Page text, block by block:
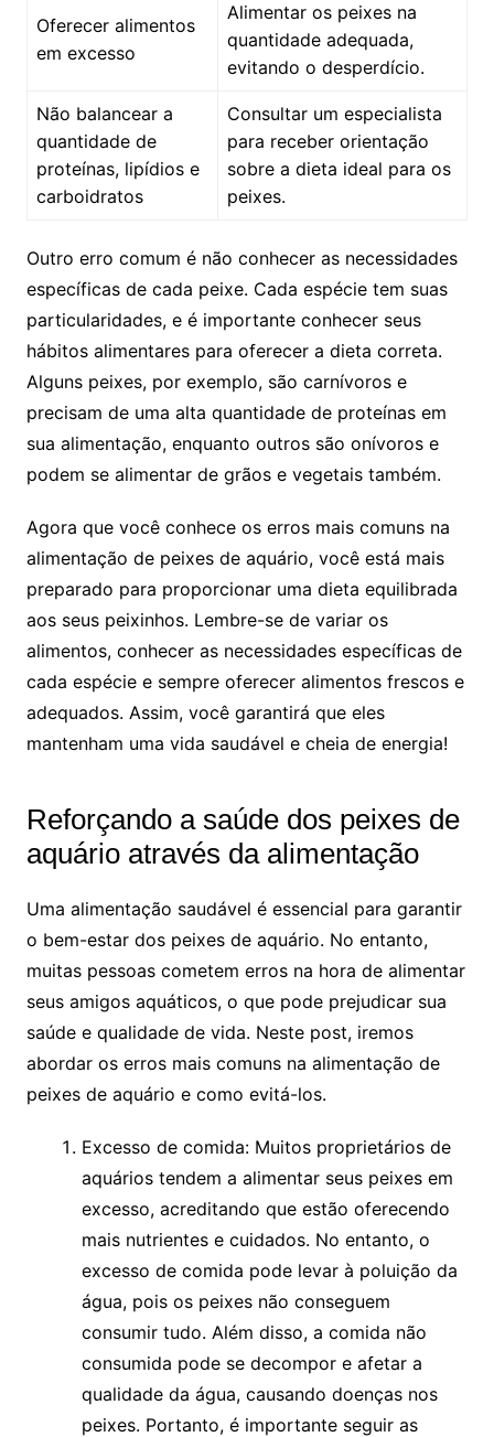
Oferecer alimentos
em excesso
Alimentar os peixes na
quantidade ‌adequada,
evitando‌ o desperdício.
Não balancear a
quantidade de
proteínas, lipídios e
carboidratos
Consultar um⁢ especialista
para‍ receber ⁣orientação
sobre a dieta⁤ ideal‍ para os
peixes.
Outro erro‌ comum⁤ é não conhecer as necessidades​
específicas de cada peixe. Cada⁢ espécie tem suas
particularidades, ‍e ‍é importante⁤ conhecer⁣ seus
hábitos alimentares para ⁤oferecer a dieta ⁢correta.
‍Alguns‌ peixes,‍ por exemplo, são carnívoros e
precisam ⁢de uma ‍alta⁣ quantidade de proteínas ⁣em
sua ⁢alimentação, enquanto outros são onívoros ⁤e
podem se alimentar de grãos e vegetais ⁢também.
Agora que você conhece os ⁤erros ‍mais comuns na
alimentação de​ peixes de aquário, você ‍está mais
preparado‍ para proporcionar‍ uma dieta equilibrada
aos seus peixinhos. Lembre-se de variar os
alimentos, conhecer​ as necessidades específicas de
cada espécie e sempre oferecer‍ alimentos frescos e
adequados. Assim, ⁢você garantirá que eles
mantenham uma vida ⁣saudável e cheia de energia!
Reforçando a saúde dos peixes de
aquário através ⁢da alimentação
Uma alimentação saudável é essencial⁢ para garantir
o ⁢bem-estar ​dos peixes de ‌aquário.‌ No entanto,
muitas pessoas cometem⁤ erros na ‌hora‌ de alimentar
seus amigos aquáticos, o que pode prejudicar sua ​
saúde e qualidade‌ de vida.‍ Neste post, iremos
abordar os erros mais comuns na⁣ alimentação de
peixes‍ de ‌aquário e como evitá-los.
Excesso ⁢de⁣ comida: Muitos ⁣proprietários de
aquários tendem a alimentar ⁢seus peixes em
excesso, acreditando que estão oferecendo
mais nutrientes e cuidados. No entanto, o
excesso ​de comida pode levar à‌ poluição da ​
água,⁢ pois os peixes não conseguem
consumir tudo. Além disso, a comida não
‍consumida ‌pode se⁣ decompor e afetar a
qualidade da água, causando doenças nos‌
peixes. Portanto,⁢ é importante‌ seguir as